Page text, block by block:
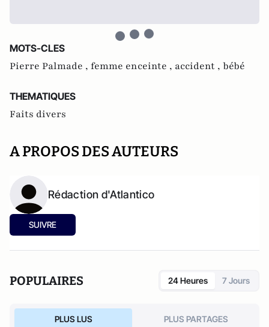
MOTS-CLES
Pierre Palmade , femme enceinte , accident , bébé
THEMATIQUES
Faits divers
A PROPOS DES AUTEURS
Rédaction d'Atlantico
SUIVRE
POPULAIRES 24 Heures 7 Jours
PLUS LUS PLUS PARTAGES